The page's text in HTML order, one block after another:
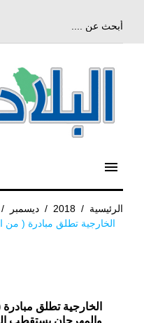
menu
الرئيسية /
2018
/ ديسمبر /
الخارجية تطلق مبادرة ( من
الخارجية تطلق
والمهرجان يستقطب